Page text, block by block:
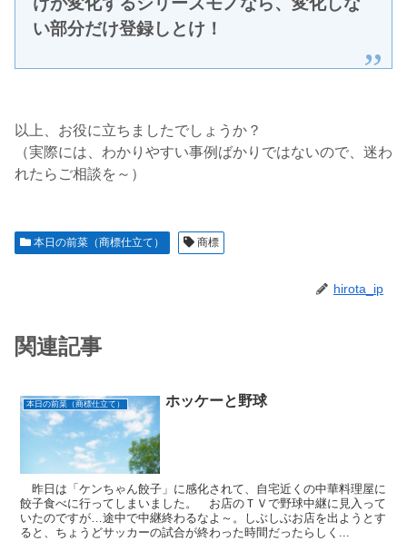
い部分だけ登録しとけ！
以上、お役に立ちましたでしょうか？
（実際には、わかりやすい事例ばかりではないので、迷わ
れたらご相談を～）
本日の前菜（商標仕立て） 商標
hirota_ip
関連記事
本日の前菜（商標仕立て） ホッケーと野球
昨日は「ケンちゃん餃子」に感化されて、自宅近くの中華料理屋に
餃子食べに行ってしまいました。 お店のＴＶで野球中継に見入って
いたのですが…途中で中継終わるなよ～。しぶしぶお店を出ようとす
ると、ちょうどサッカーの試合が終わった時間だったらしく...